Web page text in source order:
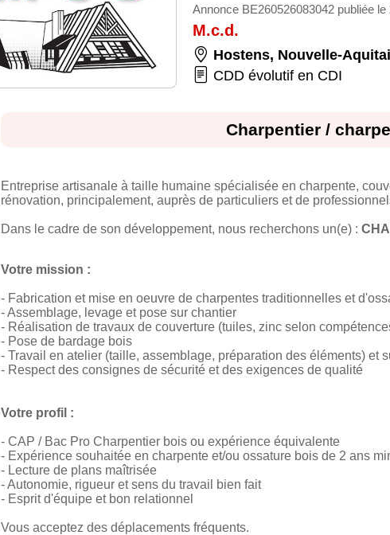
Annonce BE260526083042 publiée le
M.c.d.
Hostens, Nouvelle-
CDD évolutif en CDI
Charpentier /
Entreprise artisanale à taille humaine spécialisée en charpente,
rénovation, principalement, auprès de particuliers et de
Dans le cadre de son développement, nous recherchons un(e) :
Votre mission :
- Fabrication et mise en oeuvre de charpentes traditionnelles et
- Assemblage, levage et pose sur chantier
- Réalisation de travaux de couverture (tuiles, zinc selon
- Pose de bardage bois
- Travail en atelier (taille, assemblage, préparation des éléments) et
- Respect des consignes de sécurité et des exigences de qualité
Votre profil :
- CAP / Bac Pro Charpentier bois ou expérience équivalente
- Expérience souhaitée en charpente et/ou ossature bois de 2 ans
- Lecture de plans maîtrisée
- Autonomie, rigueur et sens du travail bien fait
- Esprit d'équipe et bon relationnel
Vous acceptez des déplacements fréquents.